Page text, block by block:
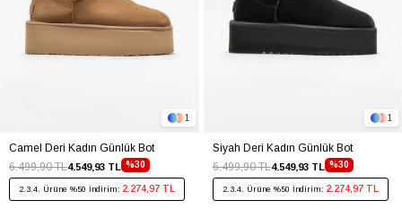
Camel Deri Kadın Günlük Bot
%30
4.549,93 TL
6.499,90 TL
2.3.4. Ürüne %50 İndirim: 2.274,97 TL
1
Siyah Deri Kadın Günlük Bot
%30
4.549,93 TL
6.499,90 TL
2.3.4. Ürüne %50 İndirim: 2.274,97 TL
1